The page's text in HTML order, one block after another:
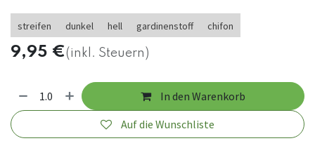
streifen dunkel hell gardinenstoff chifon
9,95 €(inkl. Steuern)
In den Warenkorb
Auf die Wunschliste